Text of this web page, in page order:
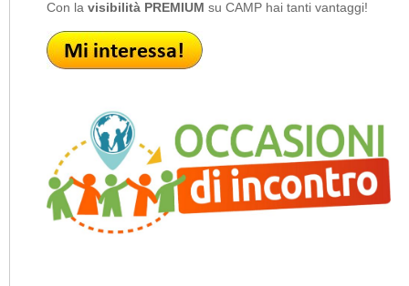
Con la visibilità PREMIUM su CAMP hai tanti vantaggi!